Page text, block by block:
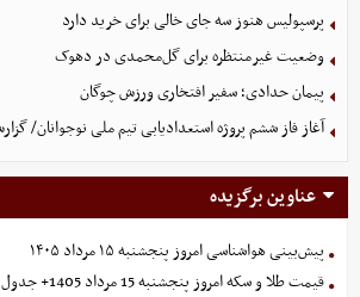
پرسپولیس هنوز سه جای خالی برای خرید دارد
وضعیت غیرمنتظره برای گل‌محمدی در دهوک
پیمان حدادی؛ سفیر افتخاری ورزش چوگان
آغاز فاز ششم پروژه استعدادیابی تیم ملی نوجوانان/
عناوین برگزیده
پیش‌بینی هواشناسی امروز پنجشنبه ۱۵ مرداد ۱۴۰۵
قیمت طلا و سکه امروز پنجشنبه 15 مرداد 1405+ جدول